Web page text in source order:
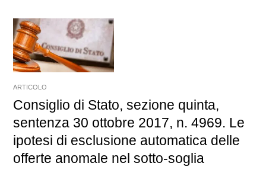
ARTICOLO
Consiglio di Stato, sezione quinta,
sentenza 30 ottobre 2017, n. 4969. Le
ipotesi di esclusione automatica delle
offerte anomale nel sotto-soglia